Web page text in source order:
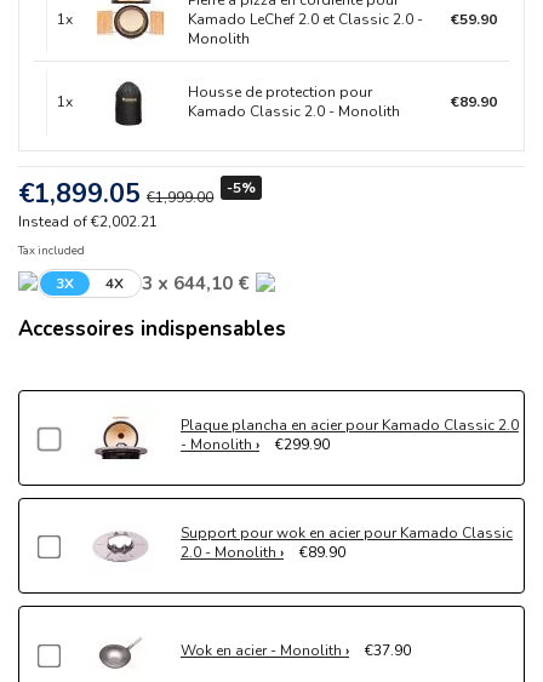
1x
Kamado LeChef 2.0 et Classic 2.0 -
Monolith
€59.90
1x
Housse de protection pour
Kamado Classic 2.0 - Monolith
€89.90
€1,899.05 €1,999.00
-5%
Instead of €2,002.21
Tax included
3X 4X 3 x 644,10 €
Accessoires indispensables
Plaque plancha en acier pour Kamado Classic 2.0
- Monolith
€299.90
Support pour wok en acier pour Kamado Classic
2.0 - Monolith
€89.90
Wok en acier - Monolith €37.90